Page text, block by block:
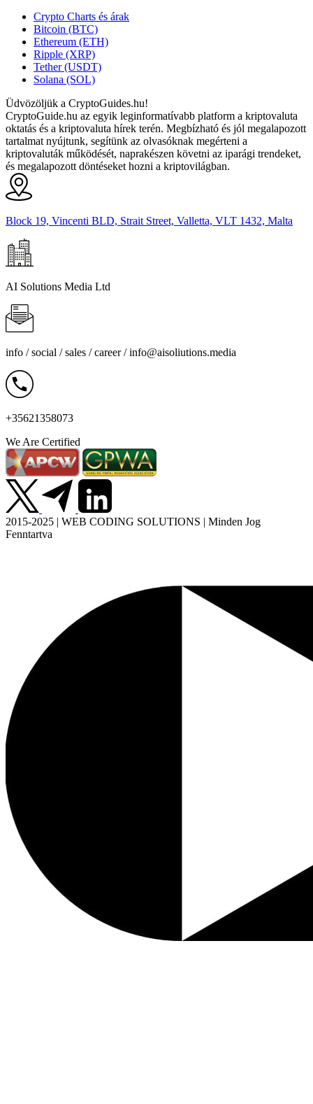
Crypto Charts és árak
Bitcoin (BTC)
Ethereum (ETH)
Ripple (XRP)
Tether (USDT)
Solana (SOL)
Üdvözöljük a CryptoGuides.hu!
CryptoGuide.hu az egyik leginformatívabb platform a kriptovaluta
oktatás és a kriptovaluta hírek terén. Megbízható és jól megalapozott
tartalmat nyújtunk, segítünk az olvasóknak megérteni a
kriptovaluták működését, naprakészen követni az iparági trendeket,
és megalapozott döntéseket hozni a kriptovilágban.
Block 19, Vincenti BLD, Strait Street, Valletta, VLT 1432, Malta
AI Solutions Media Ltd
info / social / sales / career /info@aisoliutions.media
+35621358073
We Are Certified
2015-2025 | WEB CODING SOLUTIONS | Minden Jog
Fenntartva